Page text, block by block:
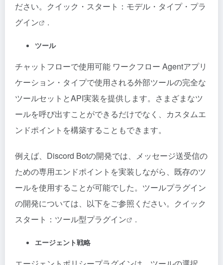
ださい。 クイック・スタート：モデル・タイプ・プラ
グイン
.
ツール
チャットフローで使用可能 ワークフロー Agentアプリ
ケーション・タイプで使用される外部ツールの完全な
ツールセットとAPI実装を提供します。さまざまなツ
ールを呼び出すことができるだけでなく、カスタムエ
ンドポイントを構築することもできます。
例えば、Discord Botの開発では、メッセージ送受信の
ための専用エンドポイントを実装しながら、既存のツ
ールを使用することが可能でした。ツールプラグイン
の開発については、以下をご参照ください。 クイック
スタート：ツール型プラグイン
.
エージェント戦略